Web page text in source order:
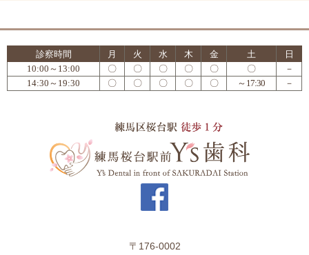
診察時間 月 火 水 木 金 土
日
10:00～13:00
〇 〇 〇 〇 〇 〇
－
14:30～19:30
〇 〇 〇 〇 〇 ～17:30 －
〒176-0002